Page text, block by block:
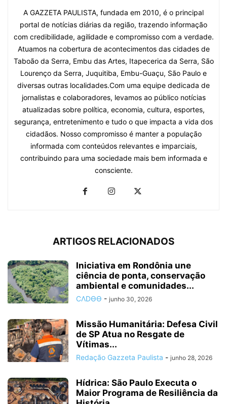
A GAZZETA PAULISTA, fundada em 2010, é o principal
portal de notícias diárias da região, trazendo informação
com credibilidade, agilidade e compromisso com a verdade.
Atuamos na cobertura de acontecimentos das cidades de
Taboão da Serra, Embu das Artes, Itapecerica da Serra, São
Lourenço da Serra, Juquitiba, Embu-Guaçu, São Paulo e
diversas outras localidades.Com uma equipe dedicada de
jornalistas e colaboradores, levamos ao público notícias
atualizadas sobre política, economia, cultura, esportes,
segurança, entretenimento e tudo o que impacta a vida dos
cidadãos. Nosso compromisso é manter a população
informada com conteúdos relevantes e imparciais,
contribuindo para uma sociedade mais bem informada e
consciente.
ARTIGOS RELACIONADOS
Iniciativa em Rondônia une
ciência de ponta, conservação
ambiental e comunidades...
CΛDӨӨ - junho 30, 2026
Missão Humanitária: Defesa Civil
de SP Atua no Resgate de
Vítimas...
Redação Gazzeta Paulista - junho 28, 2026
Hídrica: São Paulo Executa o
Maior Programa de Resiliência da